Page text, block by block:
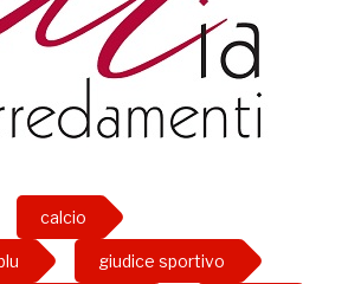
calcio
giudice sportivo